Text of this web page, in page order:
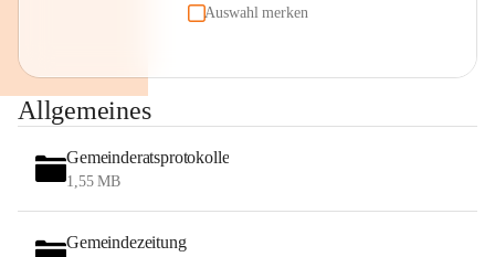
Auswahl merken
Allgemeines
Gemeinderatsprotokolle
1,55 MB
Gemeindezeitung